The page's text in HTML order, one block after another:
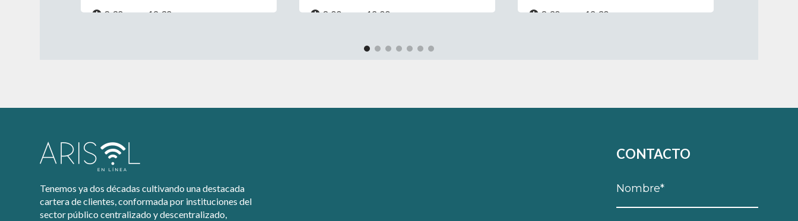
8:30 a.m. - 12:30 p.m. 8:00 a.m. - 12:00 p.m. 8:30 a.m. - 12:30 p.m.
Tenemos ya dos décadas cultivando una destacada
cartera de clientes, conformada por instituciones del
sector público centralizado y descentralizado,
CONTACTO